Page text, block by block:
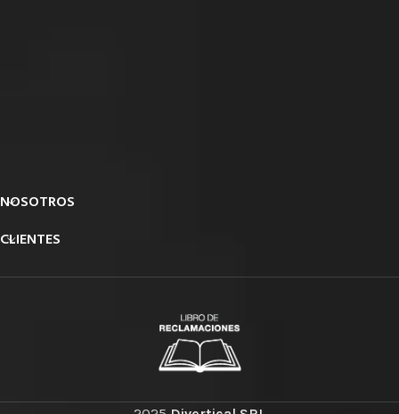
NOSOTROS
CLIENTES